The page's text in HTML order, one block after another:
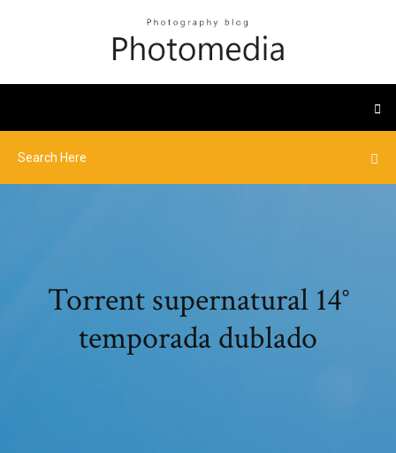
Torrent supernatural 14°
temporada dublado